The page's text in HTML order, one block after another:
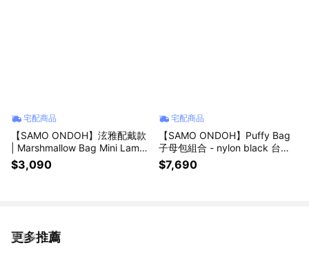
宅配商品
【SAMO ONDOH】泫雅配戴款
| Marshmallow Bag Mini Lambs
kin - cream 10 台灣唯一正版代
理 韓國包包 側背包
$3,090
宅配商品
【SAMO ONDOH】Puffy Bag
子母包組合 - nylon black 台灣
唯一正版代理 韓國包包 肩背包
側背包 送禮
$7,690
更多推薦
看更多